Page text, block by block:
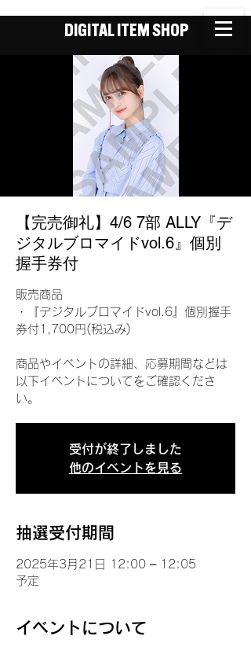
DIGITAL ITEM SHOP
【完売御礼】4/6 7部 ALLY『デ
ジタルブロマイドvol.6』個別
握手券付
販売商品
・『デジタルブロマイドvol.6』個別握手
券付1,700円(税込み)
商品やイベントの詳細、応募期間などは
以下イベントについてをご確認くださ
い。
受付が終了しました
他のイベントを見る
抽選受付期間
2025年3月21日 12:00 – 12:05
予定
イベントについて